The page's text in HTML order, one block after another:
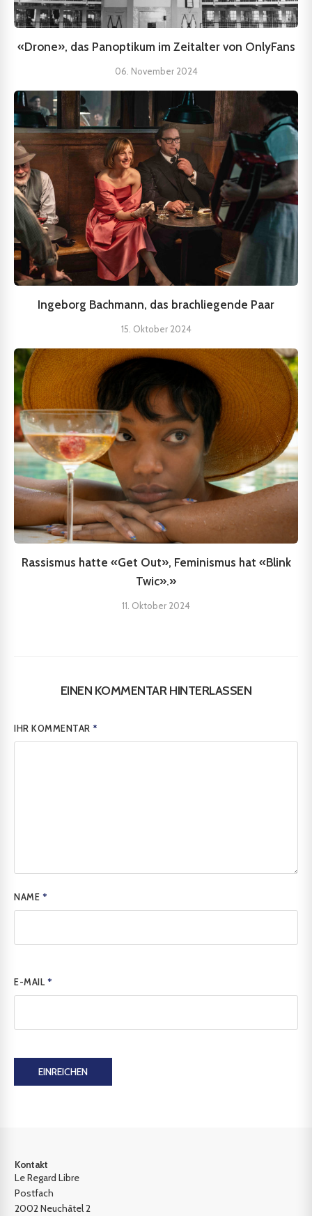
«Drone», das Panoptikum im Zeitalter von OnlyFans
06. November 2024
Ingeborg Bachmann, das brachliegende Paar
15. Oktober 2024
Rassismus hatte «Get Out», Feminismus hat «Blink
Twic».»
11. Oktober 2024
EINEN KOMMENTAR HINTERLASSEN
IHR KOMMENTAR*
NAME *
E-MAIL *
EINREICHEN
Kontakt
Le Regard Libre
Postfach
2002 Neuchâtel 2